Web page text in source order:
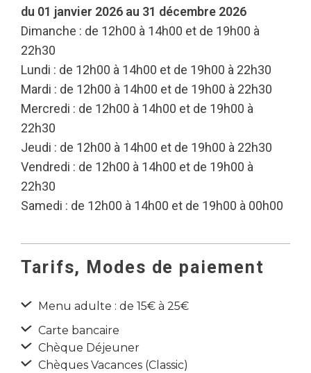
du 01 janvier 2026 au 31 décembre 2026
Dimanche : de 12h00 à 14h00 et de 19h00 à
22h30
Lundi : de 12h00 à 14h00 et de 19h00 à 22h30
Mardi : de 12h00 à 14h00 et de 19h00 à 22h30
Mercredi : de 12h00 à 14h00 et de 19h00 à
22h30
Jeudi : de 12h00 à 14h00 et de 19h00 à 22h30
Vendredi : de 12h00 à 14h00 et de 19h00 à
22h30
Samedi : de 12h00 à 14h00 et de 19h00 à 00h00
Tarifs, Modes de paiement
Menu adulte : de 15€ à 25€
Carte bancaire
Chèque Déjeuner
Chèques Vacances (Classic)